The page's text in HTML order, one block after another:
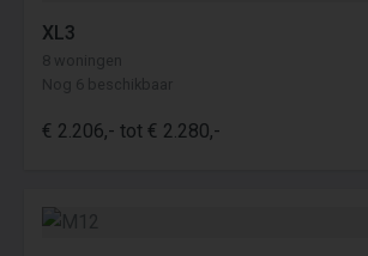
XL3
8 woningen
Nog 6 beschikbaar
€ 2.206,- tot € 2.280,-